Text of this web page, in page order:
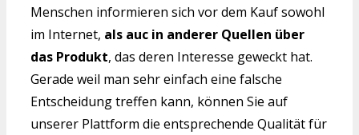
Menschen informieren sich vor dem Kauf sowohl
im Internet, als auc in anderer Quellen über
das Produkt, das deren Interesse geweckt hat.
Gerade weil man sehr einfach eine falsche
Entscheidung treffen kann, können Sie auf
unserer Plattform die entsprechende Qualität für